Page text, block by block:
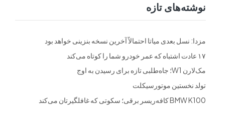
نوشته‌های تازه
مزدا: نسل بعدی میاتا احتمالاً آخرین نسخه بنزینی خواهد بود
۱۷ عادت اشتباه که عمر خودرو شما را کوتاه می‌کند
مک‌لارن W1؛ جاه‌طلبی تازه برای رسیدن به اوج
تولد نخستین موتورسیکلت
BMW K100 کافه‌ریسر برقی؛ سکوتی که غافلگیرتان می‌کند